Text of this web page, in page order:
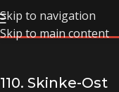
Skip to navigation
Skip to main content
110. Skinke-Ost